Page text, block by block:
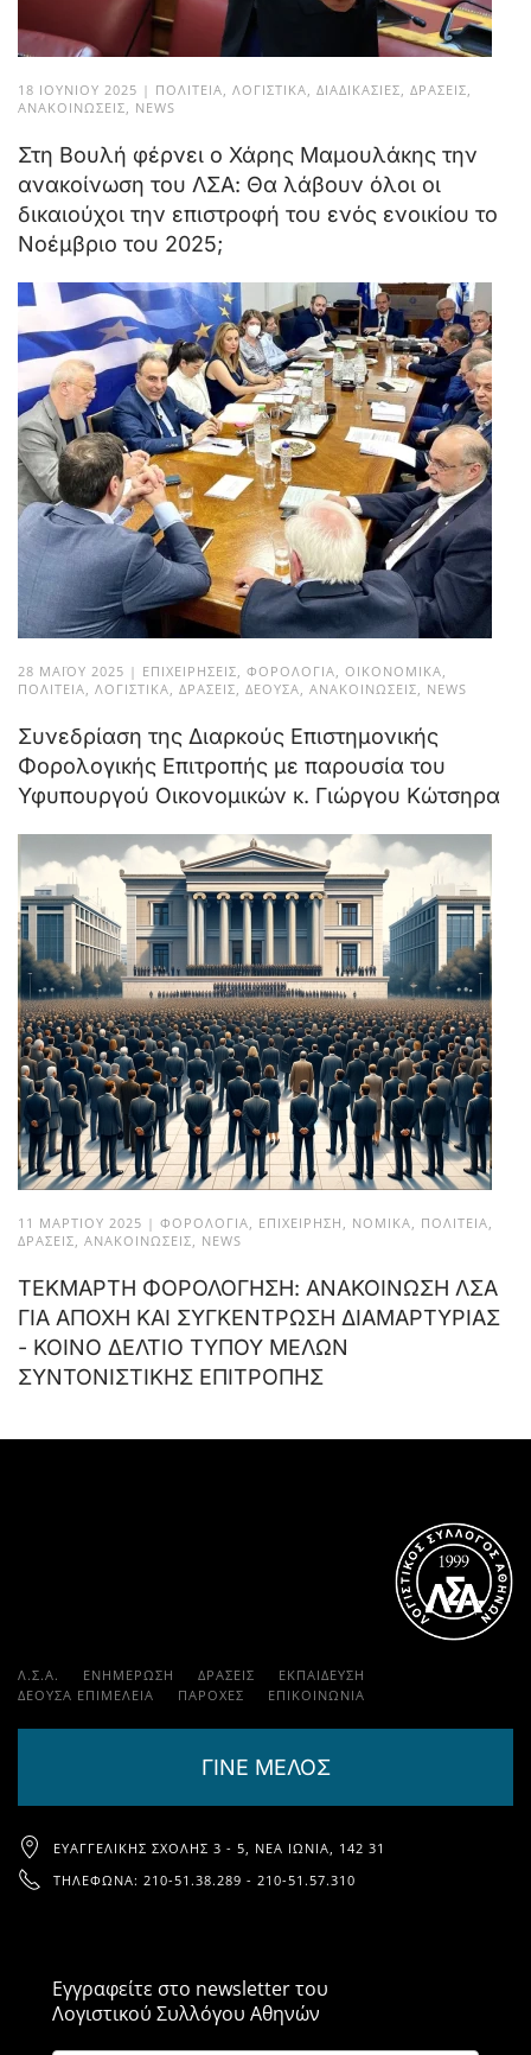
18 ΙΟΥΝΊΟΥ 2025 | ΠΟΛΙΤΕΊΑ, ΛΟΓΙΣΤΙΚΆ, ΔΙΑΔΙΚΑΣΊΕΣ, ΔΡΆΣΕΙΣ,
ΑΝΑΚΟΙΝΏΣΕΙΣ, NEWS
Στη Βουλή φέρνει ο Χάρης Μαμουλάκης την
ανακοίνωση του ΛΣΑ: Θα λάβουν όλοι οι
δικαιούχοι την επιστροφή του ενός ενοικίου το
Νοέμβριο του 2025;
28 ΜΑΪ́ΟΥ 2025 | ΕΠΙΧΕΙΡΉΣΕΙΣ, ΦΟΡΟΛΟΓΊΑ, ΟΙΚΟΝΟΜΙΚΆ,
ΠΟΛΙΤΕΊΑ, ΛΟΓΙΣΤΙΚΆ, ΔΡΆΣΕΙΣ, ΔΈΟΥΣΑ, ΑΝΑΚΟΙΝΏΣΕΙΣ, NEWS
Συνεδρίαση της Διαρκούς Επιστημονικής
Φορολογικής Επιτροπής με παρουσία του
Υφυπουργού Οικονομικών κ. Γιώργου Κώτσηρα
11 ΜΑΡΤΊΟΥ 2025 | ΦΟΡΟΛΟΓΊΑ, ΕΠΙΧΕΊΡΗΣΗ , ΝΟΜΙΚΆ, ΠΟΛΙΤΕΊΑ,
ΔΡΆΣΕΙΣ, ΑΝΑΚΟΙΝΏΣΕΙΣ, NEWS
ΤΕΚΜΑΡΤΗ ΦΟΡΟΛΟΓΗΣΗ: ΑΝΑΚΟΙΝΩΣΗ ΛΣΑ
ΓΙΑ ΑΠΟΧΗ ΚΑΙ ΣΥΓΚΕΝΤΡΩΣΗ ΔΙΑΜΑΡΤΥΡΙΑΣ
- ΚΟΙΝΟ ΔΕΛΤΙΟ ΤΥΠΟΥ ΜΕΛΩΝ
ΣΥΝΤΟΝΙΣΤΙΚΗΣ ΕΠΙΤΡΟΠΗΣ
Λ.Σ.Α. ΕΝΗΜΕΡΩΣΗ ΔΡΑΣΕΙΣ
ΕΚΠΑΊΔΕΥΣΗ
ΔΕΟΥΣΑ ΕΠΙΜΕΛΕΙΑ
ΠΑΡΟΧΈΣ ΕΠΙΚΟΙΝΩΝΊΑ
ΓΙΝΕ ΜΕΛΟΣ
ΕΥΑΓΓΕΛΙΚΉΣ ΣΧΟΛΉΣ 3 - 5, ΝΈΑ ΙΩΝΊΑ, 142 31
ΤΗΛΈΦΩΝΑ: 210-51.38.289 - 210-51.57.310
Εγγραφείτε στο newsletter του
Λογιστικού Συλλόγου Αθηνών